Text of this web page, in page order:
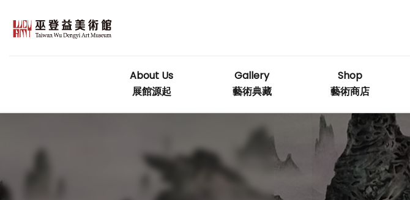
content
About Us
展館源起
Gallery
藝術典藏
Shop
藝術商店